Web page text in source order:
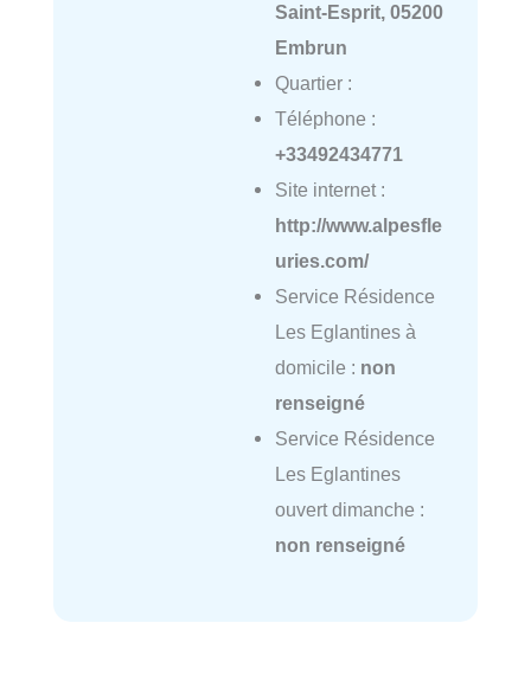
Saint-Esprit, 05200
Embrun
Quartier :
Téléphone :
+33492434771
Site internet :
http://www.alpesfle
uries.com/
Service Résidence
Les Eglantines à
domicile : non
renseigné
Service Résidence
Les Eglantines
ouvert dimanche :
non renseigné